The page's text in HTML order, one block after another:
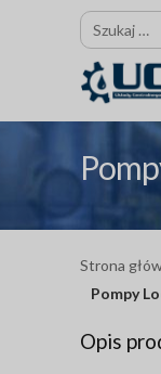
Szukaj:
Strona
Pompy
Opis